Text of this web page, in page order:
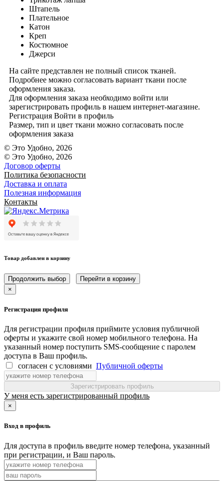
Штапель
Плательное
Катон
Креп
Костюмное
Джерси
На сайте представлен не полный список тканей.
Подробнее можно согласовать вариант ткани после
оформления заказа.
Для оформления заказа необходимо войти или
зарегистрировать профиль в нашем интернет-магазине.
Регистрация Войти в профиль
Размер, тип и цвет ткани можно согласовать после
оформления заказа
© Это Удобно, 2026
© Это Удобно, 2026
Договор оферты
Политика безопасности
Доставка и оплата
Полезная информация
Контакты
Товар добавлен в корзину
Продолжить выбор
Перейти в корзину
×
Регистрация профиля
Для регистрации профиля приймите условия публичной
оферты и укажите свой номер мобильного телефона. На
указанный номер поступить SMS-сообщение с паролем
доступа в Ваш профиль.
согласен с условиями Публичной оферты
Зарегистрировать профиль
У меня есть зарегистрированный профиль
×
Вход в профиль
Для доступа в профиль введите номер телефона, указанный
при регистрации, и Ваш пароль.